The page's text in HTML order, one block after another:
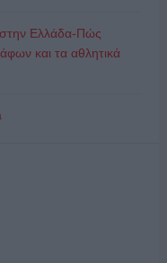
στην Ελλάδα-Πώς
και τα αθλητικά